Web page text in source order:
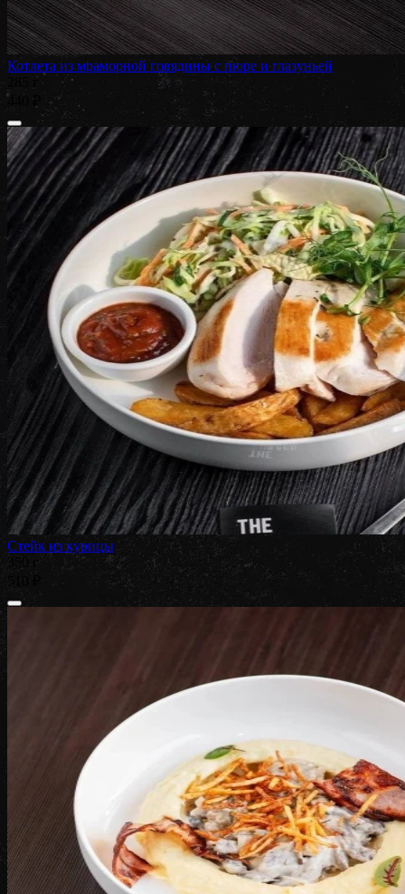
Котлета из мраморной говядины с пюре и глазуньей
285 г
440 ₽
Стейк из курицы
350 г
510 ₽